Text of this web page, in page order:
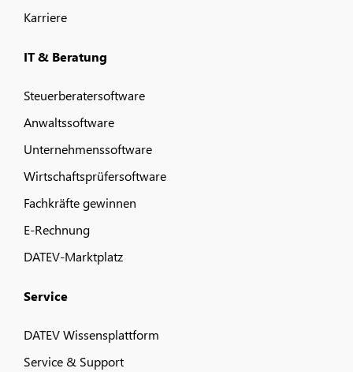
Karriere
IT & Beratung
Steuerberatersoftware
Anwaltssoftware
Unternehmenssoftware
Wirtschaftsprüfersoftware
Fachkräfte gewinnen
E-Rechnung
DATEV-Marktplatz
Service
DATEV Wissensplattform
Service & Support